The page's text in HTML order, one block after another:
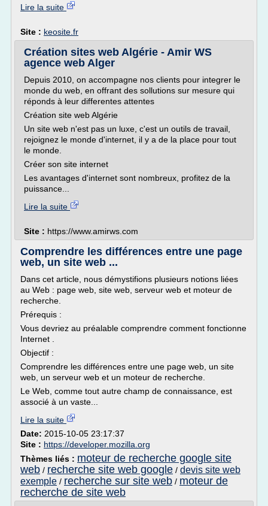
Lire la suite
Site : keosite.fr
Création sites web Algérie - Amir WS
agence web Alger
Depuis 2010, on accompagne nos clients pour integrer le
monde du web, en offrant des sollutions sur mesure qui
réponds à leur differentes attentes
Création site web Algérie
Un site web n'est pas un luxe, c'est un outils de travail,
rejoignez le monde d'internet, il y a de la place pour tout
le monde.
Créer son site internet
Les avantages d'internet sont nombreux, profitez de la
puissance...
Lire la suite
Site : https://www.amirws.com
Comprendre les différences entre une page
web, un site web ...
Dans cet article, nous démystifions plusieurs notions liées
au Web : page web, site web, serveur web et moteur de
recherche.
Prérequis :
Vous devriez au préalable comprendre comment fonctionne
Internet .
Objectif :
Comprendre les différences entre une page web, un site
web, un serveur web et un moteur de recherche.
Le Web, comme tout autre champ de connaissance, est
associé à un vaste...
Lire la suite
Date: 2015-10-05 23:17:37
Site : https://developer.mozilla.org
Thèmes liés : moteur de recherche google site
web / recherche site web google / devis site web
exemple / recherche sur site web / moteur de
recherche de site web